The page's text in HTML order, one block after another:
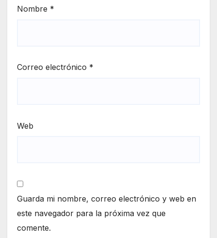
Nombre *
Correo electrónico *
Web
Guarda mi nombre, correo electrónico y web en
este navegador para la próxima vez que
comente.